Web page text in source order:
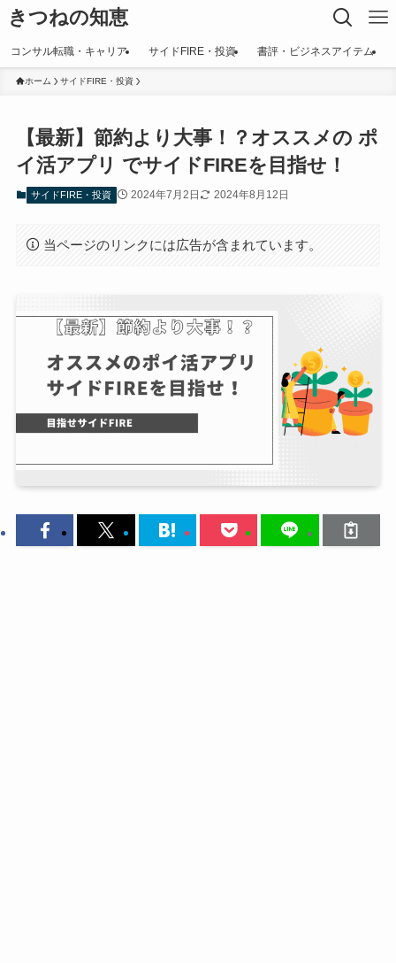
きつねの知恵
コンサル転職・キャリア サイドFIRE・投資 書評・ビジネスアイテム
ホーム サイドFIRE・投資
【最新】節約より大事！？オススメの ポ
イ活アプリ でサイドFIREを目指せ！
サイドFIRE・投資 2024年7月2日 2024年8月12日
当ページのリンクには広告が含まれています。